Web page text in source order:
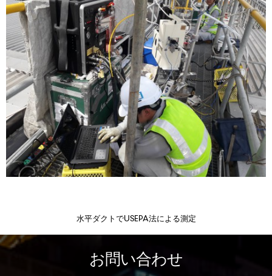
水平ダクトでUSEPA法による測定
お問い合わせ